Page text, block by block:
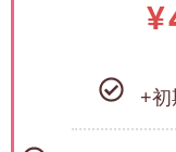
¥
+初